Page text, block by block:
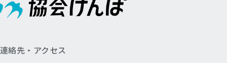
連絡先・アクセス